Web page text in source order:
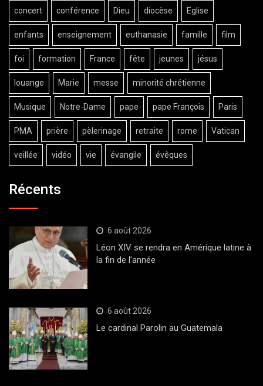
concert conférence Dieu diocèse Eglise
enfants enseignement euthanasie famille film
foi formation France fête jeunes jésus
louange Marie messe minorité chrétienne
Musique Notre-Dame pape pape François Paris
PMA prière pèlerinage retraite rome Vatican
veillée vidéo vie évangile évêques
Récents
6 août 2026
Léon XIV se rendra en Amérique latine à
la fin de l’année
6 août 2026
Le cardinal Parolin au Guatemala